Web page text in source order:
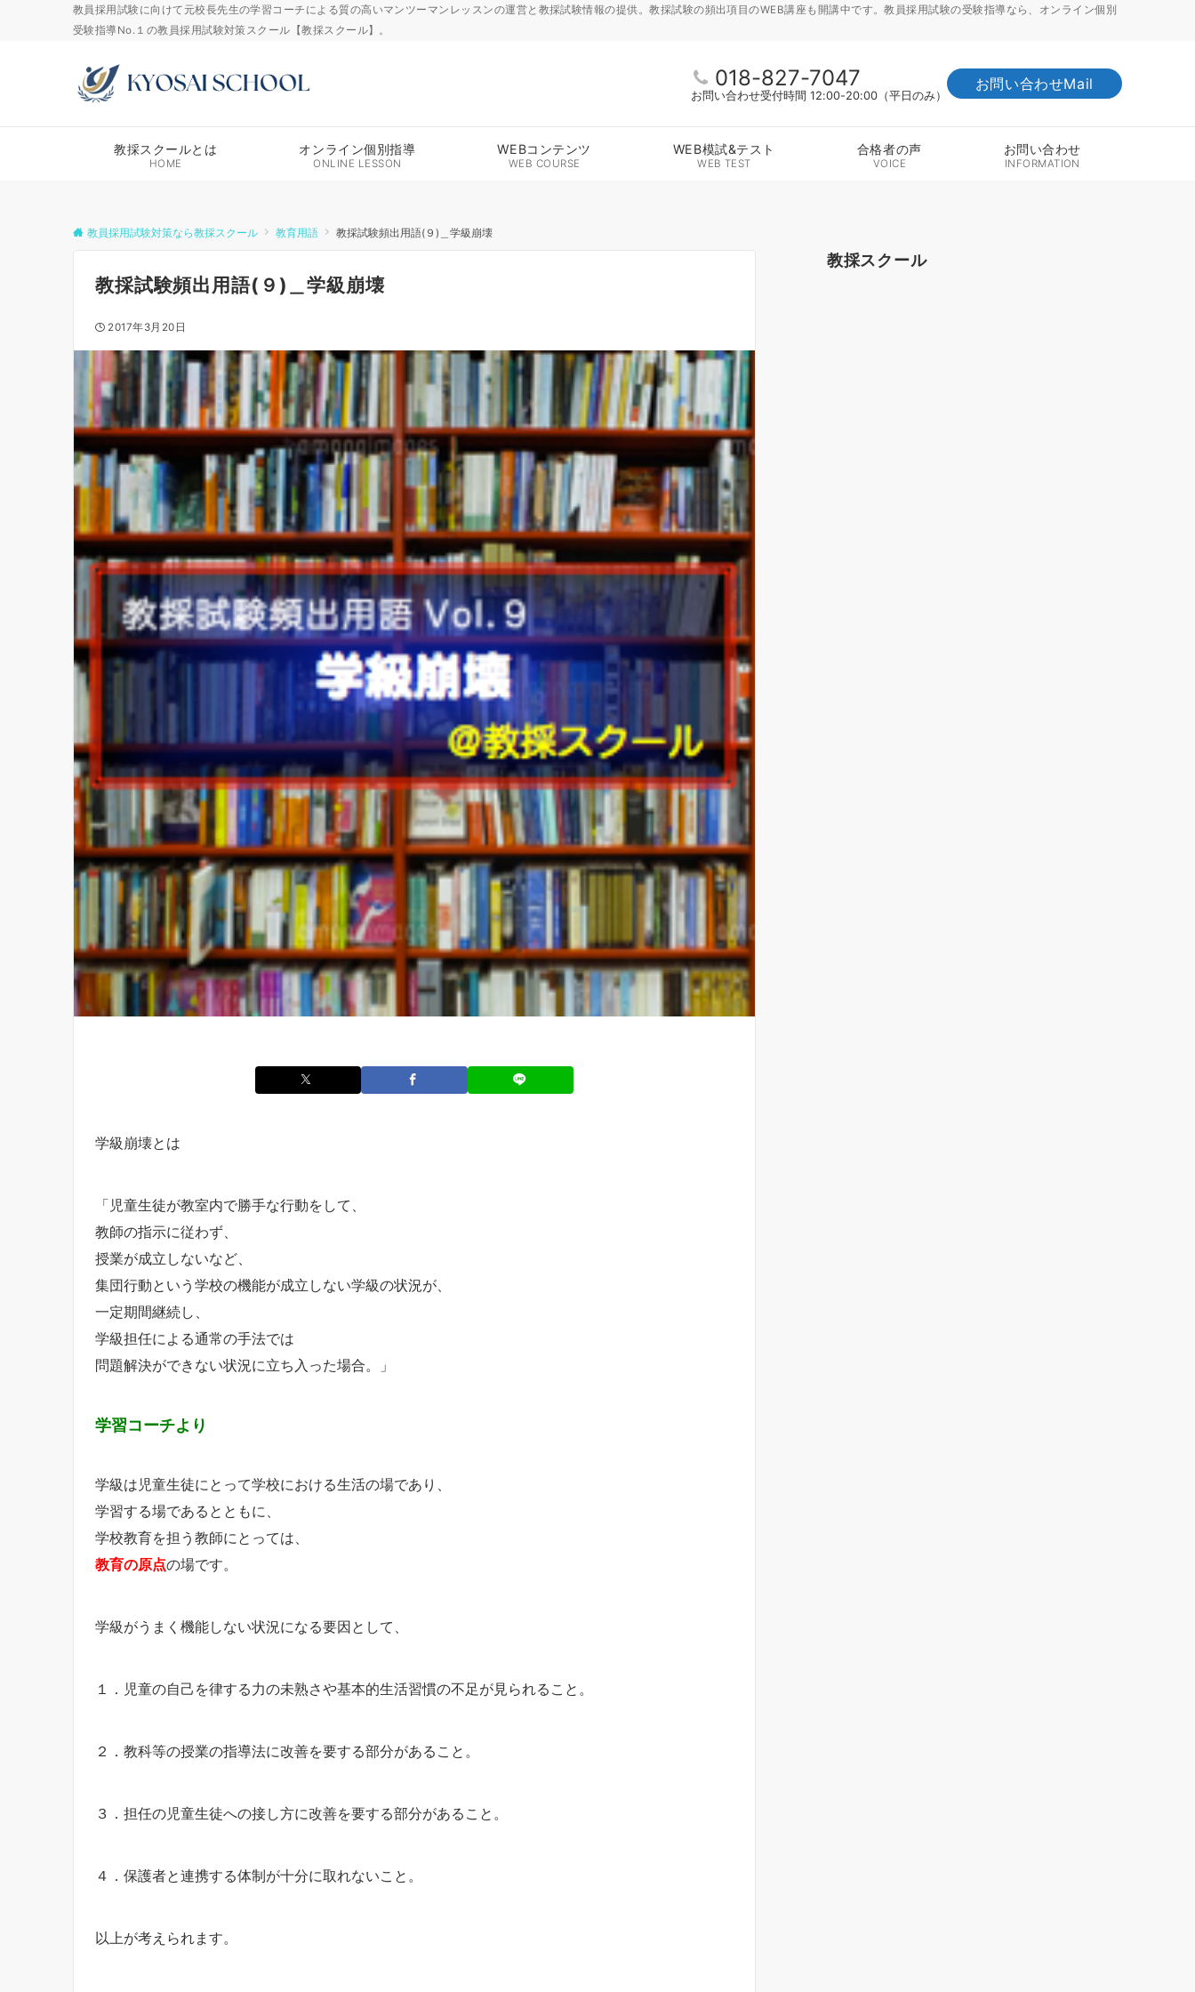
教員採用試験に向けて元校長先生の学習コーチによる質の高いマンツーマンレッスンの運営と教採試験情報の提供。教採試験の頻出項目のWEB講座も開講中です。教員採用試験の受験指導なら、オンライン個別
受験指導No.１の教員採用試験対策スクール【教採スクール】。
018-827-7047
お問い合わせ受付時間 12:00-20:00（平日のみ）
お問い合わせMail
教採スクールとは
HOME
オンライン個別指導
ONLINE LESSON
WEBコンテンツ
WEB COURSE
WEB模試&テスト
WEB TEST
合格者の声
VOICE
お問い合わせ
INFORMATION
教員採用試験対策なら教採スクール 教育用語 教採試験頻出用語(９)＿学級崩壊
教採試験頻出用語(９)＿学級崩壊
2017年3月20日
学級崩壊とは
「児童生徒が教室内で勝手な行動をして、
教師の指示に従わず、
授業が成立しないなど、
集団行動という学校の機能が成立しない学級の状況が、
一定期間継続し、
学級担任による通常の手法では
問題解決ができない状況に立ち入った場合。」
学習コーチより
学級は児童生徒にとって学校における生活の場であり、
学習する場であるとともに、
学校教育を担う教師にとっては、
教育の原点の場です。
学級がうまく機能しない状況になる要因として、
１．児童の自己を律する力の未熟さや基本的生活習慣の不足が見られること。
２．教科等の授業の指導法に改善を要する部分があること。
３．担任の児童生徒への接し方に改善を要する部分があること。
４．保護者と連携する体制が十分に取れないこと。
以上が考えられます。
教採スクール